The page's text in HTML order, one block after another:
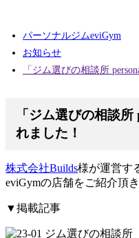
パーソナルジムeviGym
お知らせ
「ジム選びの相談所
「ジム選びの相談
れました！
株式会社Builds様が運営す
eviGymの店舗をご紹介頂き
▼掲載記事